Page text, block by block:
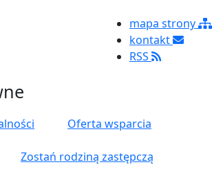
mapa strony
kontakt
RSS
Oferta wsparcia
Zostań rodziną zastępczą